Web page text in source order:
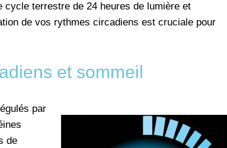
cycle terrestre de 24 heures de lumière et
de vos rythmes circadiens est cruciale pour
et sommeil
par
de